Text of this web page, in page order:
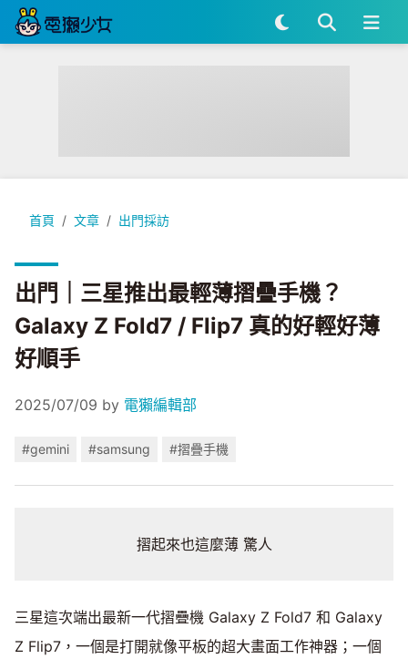
首頁 文章 出門採訪
出門｜三星推出最輕薄摺疊手機？Galaxy Z Fold7 / Flip7 真的
出門｜三星推出最輕薄摺疊手機？
Galaxy Z Fold7 / Flip7 真的好輕好薄
好順手
2025/07/09 by 電獺編輯部
#gemini #samsung #摺疊手機
摺起來也這麼薄 驚人
三星這次端出最新一代摺疊機 Galaxy Z Fold7 和 Galaxy
Z Flip7，一個是打開就像平板的超大畫面工作神器；一個